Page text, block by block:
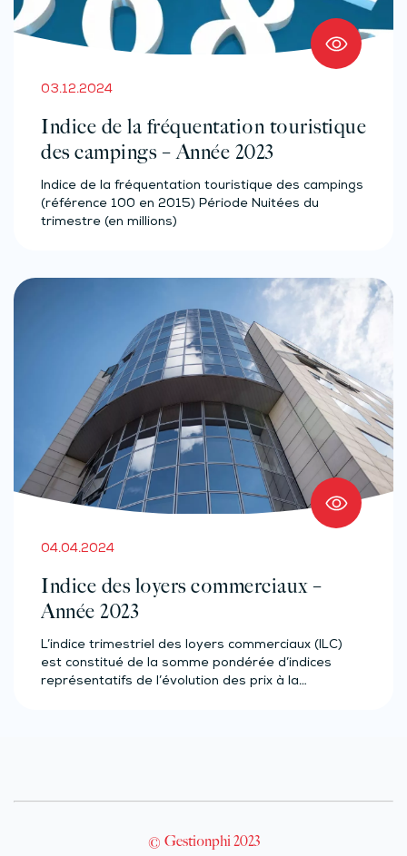
03.12.2024
Indice de la fréquentation touristique
des campings – Année 2023
Indice de la fréquentation touristique des campings
(référence 100 en 2015) Période Nuitées du
trimestre (en millions)
04.04.2024
Indice des loyers commerciaux –
Année 2023
L’indice trimestriel des loyers commerciaux (ILC)
est constitué de la somme pondérée d’indices
représentatifs de l’évolution des prix à la…
© Gestionphi 2023